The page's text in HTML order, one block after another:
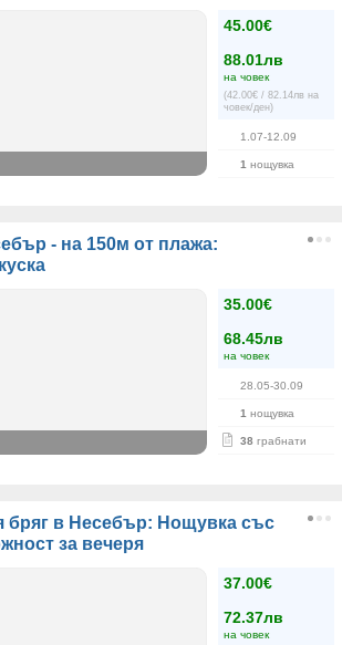
45.00€
88.01лв
на човек
(42.00€ / 82.14лв на
човек/ден)
1.07-12.09
1 нощувка
- на 150м от плажа:
35.00€
68.45лв
на човек
28.05-30.09
1 нощувка
38 грабнати
бряг в Несебър: Нощувка със
за вечеря
37.00€
72.37лв
на човек